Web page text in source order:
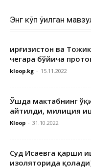
Энг кўп ўқилган
Қирғизистон ва
чегара бўйича
kloop.kg - 15.11.2022
Ўшда мактабнинг
айтилди, милиция
Kloop - 31.10.2022
Суд Исаевга қарши
изоляторида